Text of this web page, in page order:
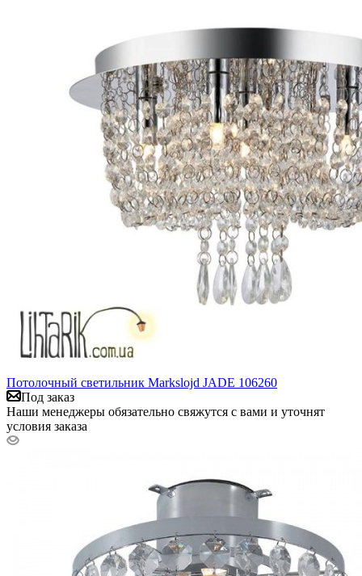
Потолочный светильник Markslojd JADE 106260
Под заказ
Наши менеджеры обязательно свяжутся с вами и уточнят
условия заказа